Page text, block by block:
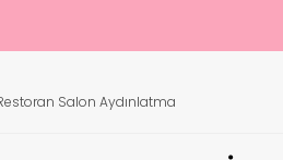
Salon Aydınlatma